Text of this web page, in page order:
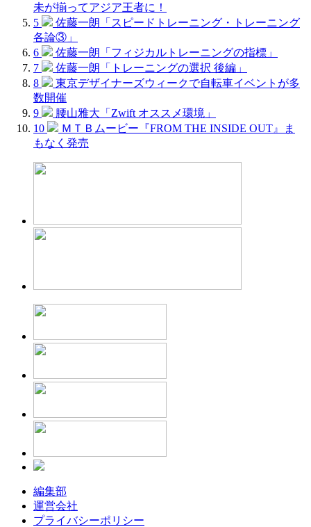
未が揃ってアジア王者に！
5
佐藤一朗「スピードトレーニング・トレーニング
各論③」
6
佐藤一朗「フィジカルトレーニングの指標」
7
佐藤一朗「トレーニングの選択 後編」
8
東京デザイナーズウィークで自転車イベントが多
数開催
9
腰山雅大「Zwift オススメ環境」
10
ＭＴＢムービー『FROM THE INSIDE OUT』ま
もなく発売
編集部
運営会社
プライバシーポリシー